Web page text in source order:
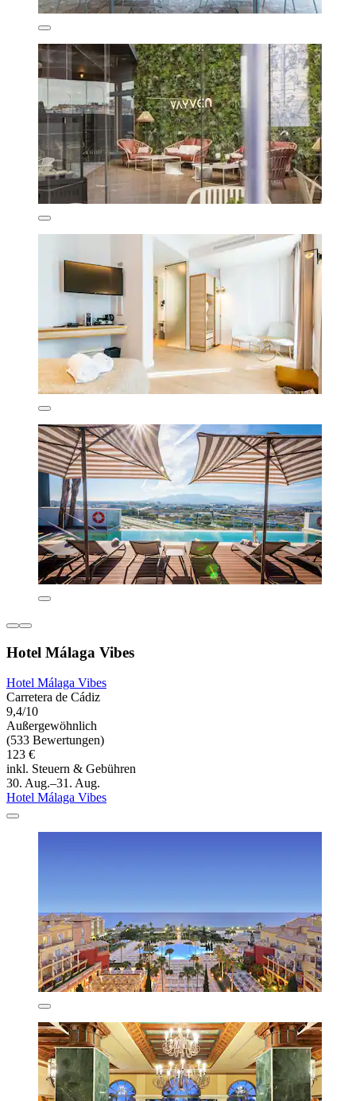
Hotel Málaga Vibes
Hotel Málaga Vibes
Carretera de Cádiz
9,4/10
Außergewöhnlich
(533 Bewertungen)
123 €
inkl. Steuern & Gebühren
30. Aug.–31. Aug.
Hotel Málaga Vibes